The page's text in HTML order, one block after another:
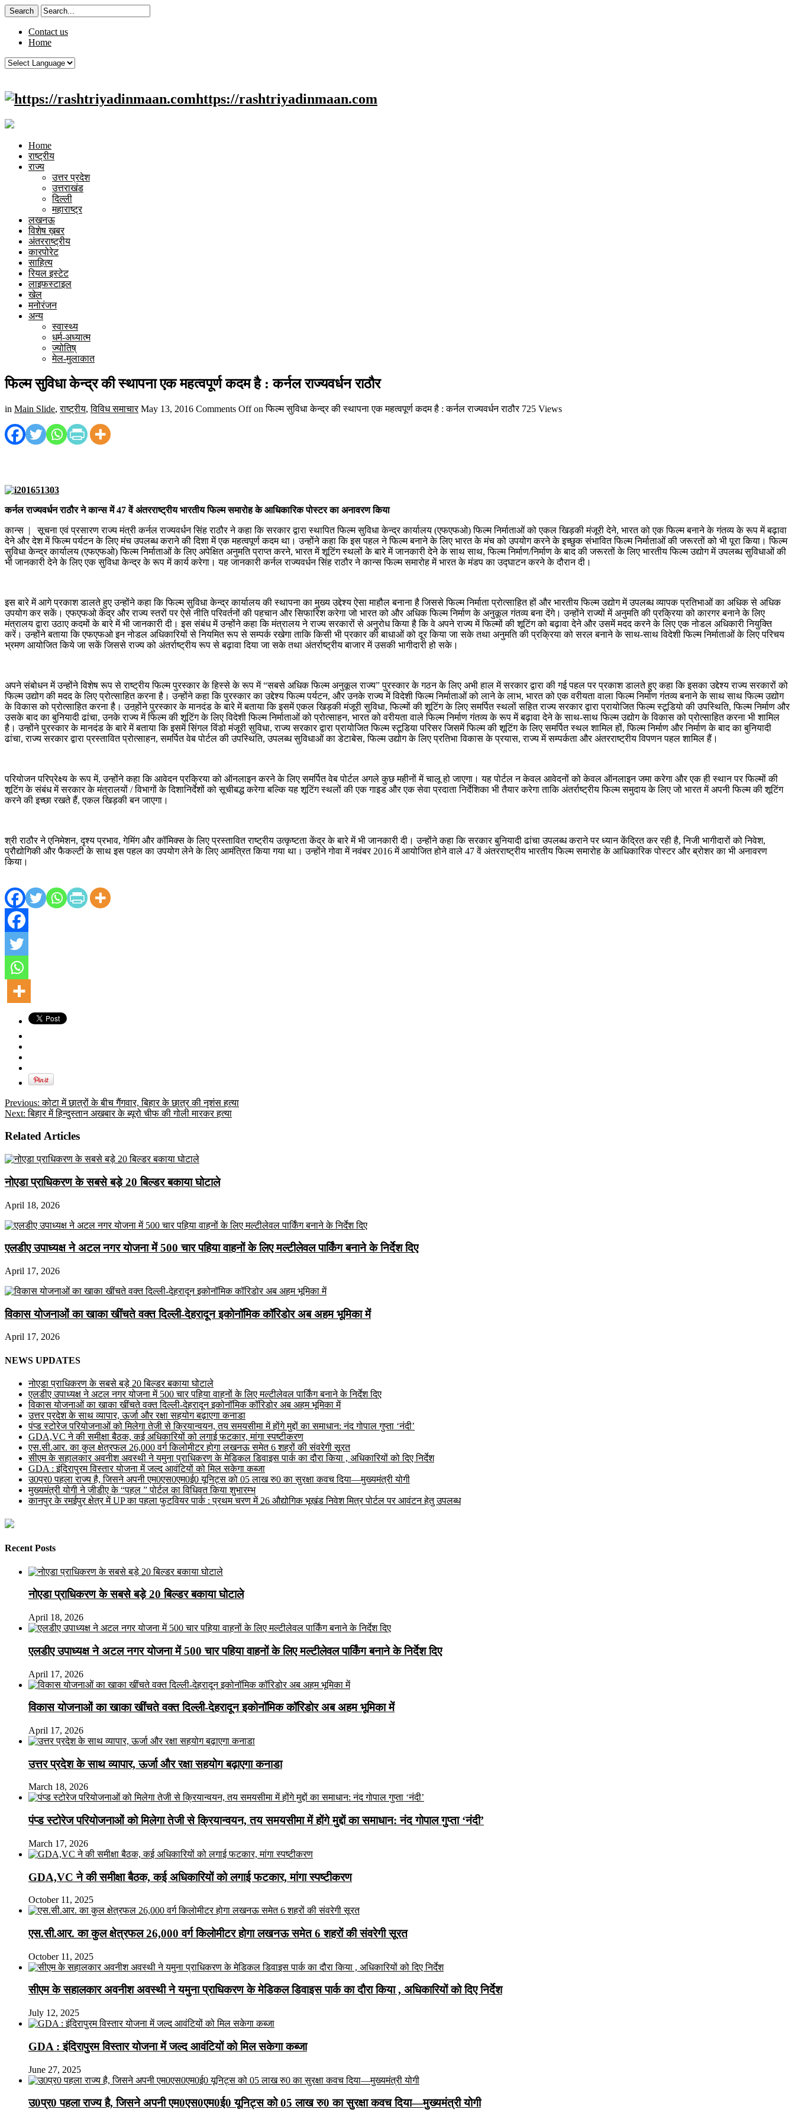
Contact us
Home
https://rashtriyadinmaan.com
Home
राष्ट्रीय
राज्य
उत्तर प्रदेश
उत्तराखंड
दिल्ली
महाराष्ट्र
लखनऊ
विशेष ख़बर
अंतरराष्ट्रीय
कारपोरेट
साहित्य
रियल इस्टेट
लाइफस्टाइल
खेल
मनोरंजन
अन्य
स्वास्थ्य
धर्म-अध्यात्म
ज्योतिष्
मेल-मुलाकात
फिल्म सुविधा केन्द्र की स्थापना एक महत्वपूर्ण कदम है : कर्नल राज्यवर्धन राठौर
in Main Slide,राष्ट्रीय,विविध समाचार May 13, 2016 Comments Offon फिल्म सुविधा केन्द्र की स्थापना एक महत्वपूर्ण कदम है : कर्नल राज्यवर्धन राठौर 725 Views
कर्नल राज्यवर्धन राठौर ने कान्स में 47 वें अंतरराष्ट्रीय भारतीय फिल्म समारोह के आधिकारिक पोस्टर का अनावरण किया
कान्स | सूचना एवं प्रसारण राज्य मंत्री कर्नल राज्यवर्धन सिंह राठौर ने कहा कि सरकार द्वारा स्थापित फिल्म सुविधा केन्द्र कार्यालय (एफएफओ) फिल्म निर्माताओं को एकल खिड़की मंजूरी देने, भारत को एक फिल्म बनाने के गंतव्य के रूप में बढ़ावा
देने और देश में फिल्म पर्यटन के लिए मंच उपलब्ध कराने की दिशा में एक महत्वपूर्ण कदम था। उन्होंने कहा कि इस पहल ने फिल्म बनाने के लिए भारत के मंच को उपयोग करने के इच्छुक संभावित फिल्म निर्माताओं की जरूरतों को भी पूरा किया। फिल्म
सुविधा केन्द्र कार्यालय (एफएफओ) फिल्म निर्माताओं के लिए अपेक्षित अनुमति प्राप्त करने, भारत में शूटिंग स्थलों के बारे में जानकारी देने के साथ साथ, फिल्म निर्माण/निर्माण के बाद की जरूरतों के लिए भारतीय फिल्म उद्योग में उपलब्ध सुविधाओं की
भी जानकारी देने के लिए एक सुविधा केन्द्र के रूप में कार्य करेगा। यह जानकारी कर्नल राज्यवर्धन सिंह राठौर ने कान्स फिल्म समारोह में भारत के मंडप का उद्घाटन करने के दौरान दी।
इस बारे में आगे प्रकाश डालते हुए उन्होंने कहा कि फिल्म सुविधा केन्द्र कार्यालय की स्थापना का मुख्य उद्देश्य ऐसा माहौल बनाना है जिससे फिल्म निर्माता प्रोत्साहित हों और भारतीय फिल्म उद्योग में उपलब्ध व्यापक प्रतिभाओं का अधिक से अधिक
उपयोग कर सकें। एफएफओ केंद्र और राज्य स्तरों पर ऐसे नीति परिवर्तनों की पहचान और सिफारिश करेगा जो भारत को और अधिक फिल्म निर्माण के अनुकूल गंतव्य बना देंगे। उन्होंने राज्यों में अनुमति की प्रक्रिया को कारगर बनाने के लिए
मंत्रालय द्वारा उठाए कदमों के बारे में भी जानकारी दी। इस संबंध में उन्होंने कहा कि मंत्रालय ने राज्य सरकारों से अनुरोध किया है कि वे अपने राज्य में फिल्मों की शूटिंग को बढ़ावा देने और उसमें मदद करने के लिए एक नोडल अधिकारी नियुक्ति
करें। उन्होंने बताया कि एफएफओ इन नोडल अधिकारियों से नियमित रूप से सम्पर्क रखेगा ताकि किसी भी प्रकार की बाधाओं को दूर किया जा सके तथा अनुमति की प्रक्रिया को सरल बनाने के साथ-साथ विदेशी फिल्म निर्माताओं के लिए परिचय
भ्रमण आयोजित किये जा सकें जिससे राज्य को अंतर्राष्ट्रीय रूप से बढ़ावा दिया जा सके तथा अंतर्राष्ट्रीय बाजार में उसकी भागीदारी हो सके।
अपने संबोधन में उन्होंने विशेष रूप से राष्ट्रीय फिल्म पुरस्कार के हिस्से के रूप में “सबसे अधिक फिल्म अनुकूल राज्य” पुरस्कार के गठन के लिए अभी हाल में सरकार द्वारा की गई पहल पर प्रकाश डालते हुए कहा कि इसका उद्देश्य राज्य सरकारों को
फिल्म उद्योग की मदद के लिए प्रोत्साहित करना है। उन्होंने कहा कि पुरस्कार का उद्देश्य फिल्म पर्यटन, और उनके राज्य में विदेशी फिल्म निर्माताओं को लाने के लाभ, भारत को एक वरीयता वाला फिल्म निर्माण गंतव्य बनाने के साथ साथ फिल्म उद्योग
के विकास को प्रोत्साहित करना है। उऩ्होंने पुरस्कार के मानदंड के बारे में बताया कि इसमें एकल खिड़की मंजूरी सुविधा, फिल्मों की शूटिंग के लिए समर्पित स्थलों सहित राज्य सरकार द्वारा प्रायोजित फिल्म स्टूडियो की उपस्थिति, फिल्म निर्माण और
उसके बाद का बुनियादी ढांचा, उनके राज्य में फिल्म की शूटिंग के लिए विदेशी फिल्म निर्माताओं को प्रोत्साहन, भारत को वरीयता वाले फिल्म निर्माण गंतव्य के रूप में बढ़ावा देने के साथ-साथ फिल्म उद्योग के विकास को प्रोत्साहित करना भी शामिल
है। उन्होंने पुरस्कार के मानदंड के बारे में बताया कि इसमें सिंगल विंडो मंजूरी सुविधा, राज्य सरकार द्वारा प्रायोजित फिल्म स्टूडिया परिसर जिसमें फिल्म की शूटिंग के लिए समर्पित स्थल शामिल हों, फिल्म निर्माण और निर्माण के बाद का बुनियादी
ढांचा, राज्य सरकार द्वारा प्रस्तावित प्रोत्साहन, समर्पित वेब पोर्टल की उपस्थिति, उपलब्ध सुविधाओं का डेटाबेस, फिल्म उद्योग के लिए प्रतिभा विकास के प्रयास, राज्य में सम्पर्कता और अंतरराष्ट्रीय विपणन पहल शामिल हैं।
परियोजन परिप्रेक्ष्य के रूप में, उन्होंने कहा कि आवेदन प्रक्रिया को ऑनलाइन करने के लिए समर्पित वेब पोर्टल अगले कुछ महीनों में चालू हो जाएगा। यह पोर्टल न केवल आवेदनों को केवल ऑनलाइन जमा करेगा और एक ही स्थान पर फिल्मों की
शूटिंग के संबंध में सरकार के मंत्रालयों / विभागों के दिशानिर्देशों को सूचीबद्ध करेगा बल्कि यह शूटिंग स्थलों की एक गाइड और एक सेवा प्रदाता निर्देशिका भी तैयार करेगा ताकि अंतर्राष्ट्रीय फिल्म समुदाय के लिए जो भारत में अपनी फिल्म की शूटिंग
करने की इच्छा रखते हैं, एकल खिड़की बन जाएगा।
श्री राठौर ने एनिमेशन, दृश्य प्रभाव, गेमिंग और कॉमिक्स के लिए प्रस्तावित राष्ट्रीय उत्कृष्टता केंद्र के बारे में भी जानकारी दी। उन्होंने कहा कि सरकार बुनियादी ढांचा उपलब्ध कराने पर ध्यान केंद्रित कर रही है, निजी भागीदारों को निवेश,
प्रौद्योगिकी और फैकल्टी के साथ इस पहल का उपयोग लेने के लिए आमंत्रित किया गया था। उन्होंने गोवा में नवंबर 2016 में आयोजित होने वाले 47 वें अंतरराष्ट्रीय भारतीय फिल्म समारोह के आधिकारिक पोस्टर और ब्रोशर का भी अनावरण
किया।
Previous: कोटा में छात्रों के बीच गैंगवार, बिहार के छात्र की नृशंस हत्या
Next: बिहार में हिन्दुस्तान अखबार के ब्यूरो चीफ की गोली मारकर हत्या
Related Articles
नोएडा प्राधिकरण के सबसे बड़े 20 बिल्डर बकाया घोटाले
April 18, 2026
एलडीए उपाध्यक्ष ने अटल नगर योजना में 500 चार पहिया वाहनों के लिए मल्टीलेवल पार्किंग बनाने के निर्देश दिए
April 17, 2026
विकास योजनाओं का खाका खींचते वक्त दिल्ली-देहरादून इकोनॉमिक कॉरिडोर अब अहम भूमिका में
April 17, 2026
NEWS UPDATES
नोएडा प्राधिकरण के सबसे बड़े 20 बिल्डर बकाया घोटाले
एलडीए उपाध्यक्ष ने अटल नगर योजना में 500 चार पहिया वाहनों के लिए मल्टीलेवल पार्किंग बनाने के निर्देश दिए
विकास योजनाओं का खाका खींचते वक्त दिल्ली-देहरादून इकोनॉमिक कॉरिडोर अब अहम भूमिका में
उत्तर प्रदेश के साथ व्यापार, ऊर्जा और रक्षा सहयोग बढ़ाएगा कनाडा
पंप्ड स्टोरेज परियोजनाओं को मिलेगा तेजी से क्रियान्वयन, तय समयसीमा में होंगे मुद्दों का समाधान: नंद गोपाल गुप्ता ‘नंदी’
GDA,VC ने की समीक्षा बैठक, कई अधिकारियों को लगाई फटकार, मांगा स्पष्टीकरण
एस.सी.आर. का कुल क्षेत्रफल 26,000 वर्ग किलोमीटर होगा लखनऊ समेत 6 शहरों की संवरेगी सूरत
सीएम के सहालकार अवनीश अवस्थी ने यमुना प्राधिकरण के मेडिकल डिवाइस पार्क का दौरा किया , अधिकारियों को दिए निर्देश
GDA : इंदिरापुरम विस्तार योजना में जल्द आवंटियों को मिल सकेगा कब्जा
उ0प्र0 पहला राज्य है, जिसने अपनी एम0एस0एम0ई0 यूनिट्स को 05 लाख रु0 का सुरक्षा कवच दिया—मुख्यमंत्री योगी
मुख्यमंत्री योगी ने जीडीए के “पहल ” पोर्टल का विधिवत किया शुभारम्भ
कानपुर के रमईपुर क्षेत्र में UP का पहला फुटवियर पार्क : प्रथम चरण में 26 औद्योगिक भूखंड निवेश मित्र पोर्टल पर आवंटन हेतु उपलब्ध
Recent Posts
नोएडा प्राधिकरण के सबसे बड़े 20 बिल्डर बकाया घोटाले
April 18, 2026
एलडीए उपाध्यक्ष ने अटल नगर योजना में 500 चार पहिया वाहनों के लिए मल्टीलेवल पार्किंग बनाने के निर्देश दिए
April 17, 2026
विकास योजनाओं का खाका खींचते वक्त दिल्ली-देहरादून इकोनॉमिक कॉरिडोर अब अहम भूमिका में
April 17, 2026
उत्तर प्रदेश के साथ व्यापार, ऊर्जा और रक्षा सहयोग बढ़ाएगा कनाडा
March 18, 2026
पंप्ड स्टोरेज परियोजनाओं को मिलेगा तेजी से क्रियान्वयन, तय समयसीमा में होंगे मुद्दों का समाधान: नंद गोपाल गुप्ता ‘नंदी’
March 17, 2026
GDA,VC ने की समीक्षा बैठक, कई अधिकारियों को लगाई फटकार, मांगा स्पष्टीकरण
October 11, 2025
एस.सी.आर. का कुल क्षेत्रफल 26,000 वर्ग किलोमीटर होगा लखनऊ समेत 6 शहरों की संवरेगी सूरत
October 11, 2025
सीएम के सहालकार अवनीश अवस्थी ने यमुना प्राधिकरण के मेडिकल डिवाइस पार्क का दौरा किया , अधिकारियों को दिए निर्देश
July 12, 2025
GDA : इंदिरापुरम विस्तार योजना में जल्द आवंटियों को मिल सकेगा कब्जा
June 27, 2025
उ0प्र0 पहला राज्य है, जिसने अपनी एम0एस0एम0ई0 यूनिट्स को 05 लाख रु0 का सुरक्षा कवच दिया—मुख्यमंत्री योगी